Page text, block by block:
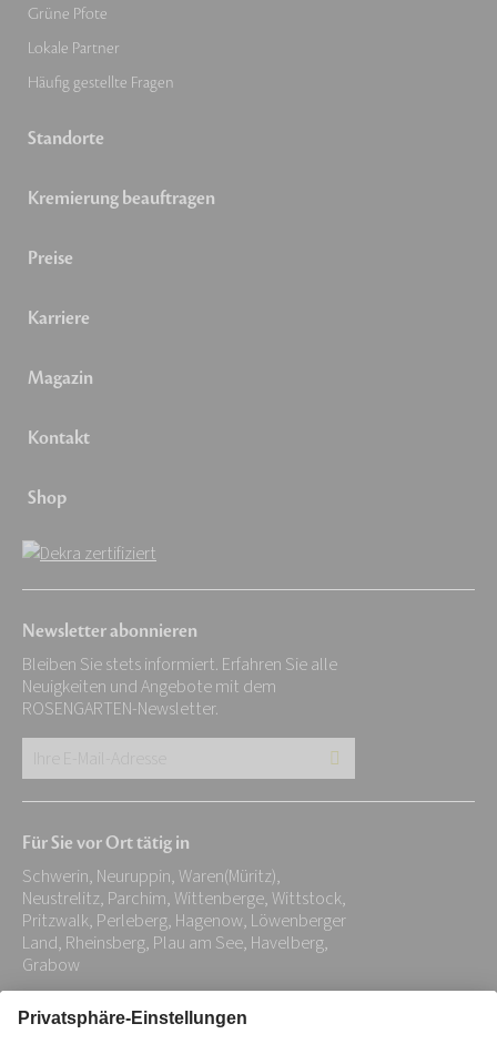
Grüne Pfote
Lokale Partner
Häufig gestellte Fragen
Standorte
Kremierung beauftragen
Preise
Karriere
Magazin
Kontakt
Shop
Newsletter abonnieren
Bleiben Sie stets informiert. Erfahren Sie alle
Neuigkeiten und Angebote mit dem
ROSENGARTEN-Newsletter.
Adresse:
*
Für Sie vor Ort tätig in
Schwerin, Neuruppin, Waren(Müritz),
Neustrelitz, Parchim, Wittenberge, Wittstock,
Pritzwalk, Perleberg, Hagenow, Löwenberger
Land, Rheinsberg, Plau am See, Havelberg,
Grabow